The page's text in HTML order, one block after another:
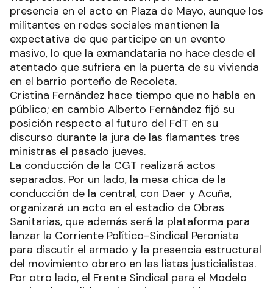
presencia en el acto en Plaza de Mayo, aunque los
militantes en redes sociales mantienen la
expectativa de que participe en un evento
masivo, lo que la exmandataria no hace desde el
atentado que sufriera en la puerta de su vivienda
en el barrio porteño de Recoleta.
Cristina Fernández hace tiempo que no habla en
público; en cambio Alberto Fernández fijó su
posición respecto al futuro del FdT en su
discurso durante la jura de las flamantes tres
ministras el pasado jueves.
La conducción de la CGT realizará actos
separados. Por un lado, la mesa chica de la
conducción de la central, con Daer y Acuña,
organizará un acto en el estadio de Obras
Sanitarias, que además será la plataforma para
lanzar la Corriente Político-Sindical Peronista
para discutir el armado y la presencia estructural
del movimiento obrero en las listas justicialistas.
Por otro lado, el Frente Sindical para el Modelo